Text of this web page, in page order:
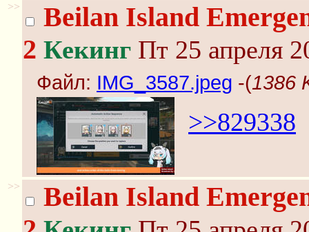
>>
Beilan Island
2 Кекинг Пт 25 апреля
Файл: IMG_3587.jpeg -(1386
>>829338
>>
Beilan Island